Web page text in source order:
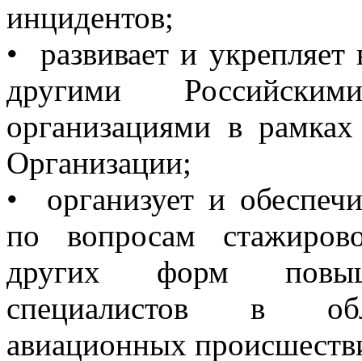
инцидентов;
• развивает и
другими
организациями в
Организации;
• организует и
по вопросам
других форм
специалистов в
авиационных